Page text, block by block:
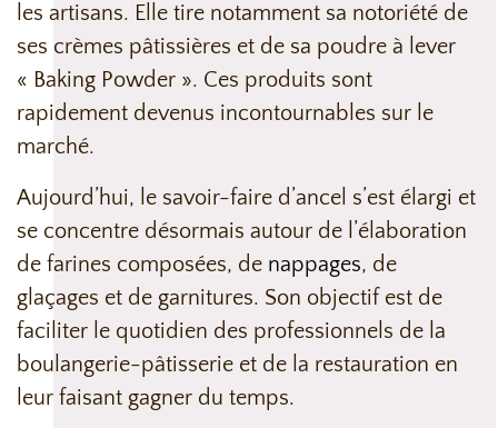
les artisans. Elle tire notamment sa notoriété de
ses crèmes pâtissières et de sa poudre à lever
« Baking Powder ». Ces produits sont
rapidement devenus incontournables sur le
marché.
Aujourd’hui, le savoir-faire d’ancel s’est élargi et
se concentre désormais autour de l’élaboration
de farines composées, de nappages, de
glaçages et de garnitures. Son objectif est de
faciliter le quotidien des professionnels de la
boulangerie-pâtisserie et de la restauration en
leur faisant gagner du temps.